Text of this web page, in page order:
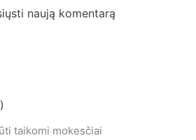
naują komentarą
)
taikomi mokesčiai